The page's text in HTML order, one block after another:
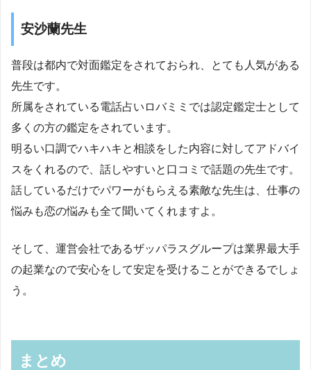
安沙蘭先生
普段は都内で対面鑑定をされておられ、とても人気がある
先生です。
所属をされている電話占いロバミミでは認定鑑定士として
多くの方の鑑定をされています。
明るい口調でハキハキと相談をした内容に対してアドバイ
スをくれるので、話しやすいと口コミで話題の先生です。
話しているだけでパワーがもらえる素敵な先生は、仕事の
悩みも恋の悩みも全て聞いてくれますよ。
そして、運営会社であるザッパラスグループは業界最大手
の起業なので安心をして安定を受けることができるでしょ
う。
まとめ